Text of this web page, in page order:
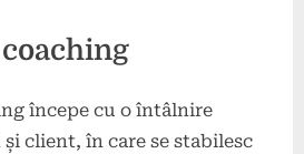
începe cu o întâlnire
client, în care se stabilesc